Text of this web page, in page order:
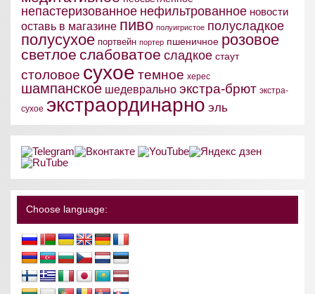
непастеризованное нефильтрованное новости
оставь в магазине пиво полуигристое полусладкое
полусухое портвейн портер пшеничное розовое
светлое слабоватое сладкое стаут
столовое сухое темное херес
шампанское шедеврально экстра-брют экстра-
сухое экстраординарно эль
Choose language: